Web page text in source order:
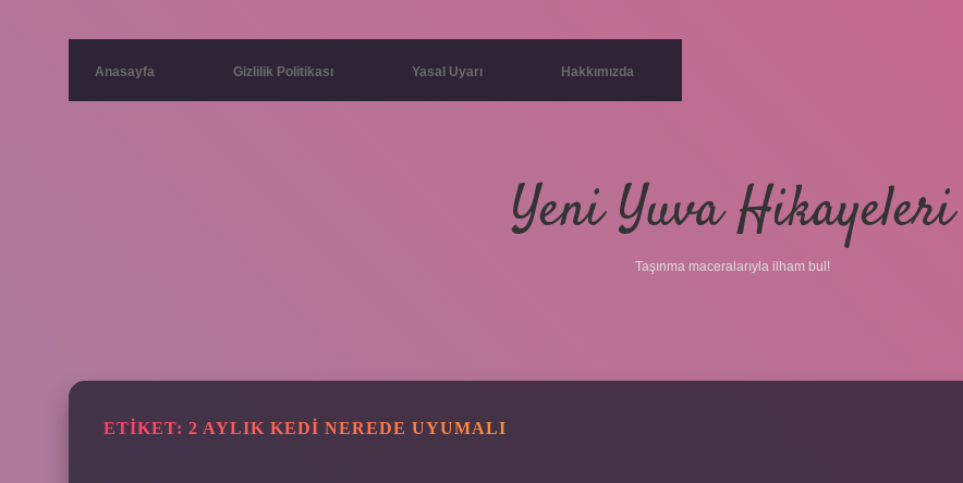
Anasayfa Gizlilik Politikası Yasal Uyarı Hakkımızda
Yeni Yuva Hikayeleri
Taşınma maceralarıyla ilham bul!
ETIKET: 2 AYLIK KEDI NEREDE UYUMALI